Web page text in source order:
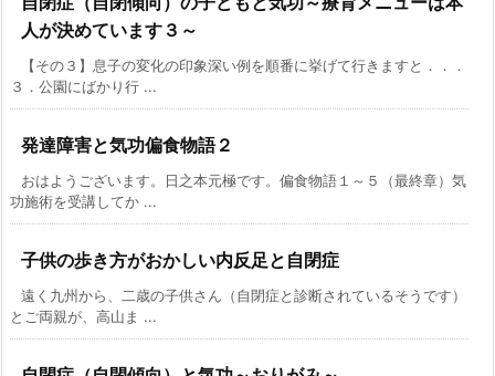
人が決めています３～
【その３】息子の変化の印象深い例を順番に挙げて行きますと．．．
３．公園にばかり行 ...
発達障害と気功偏食物語２
おはようございます。日之本元極です。偏食物語１～５（最終章）気
功施術を受講してか ...
子供の歩き方がおかしい内反足と自閉症
遠く九州から、二歳の子供さん（自閉症と診断されているそうです）
とご両親が、高山ま ...